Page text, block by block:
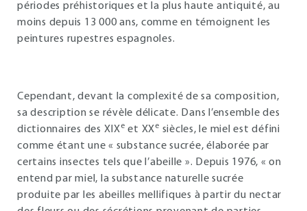
périodes préhistoriques et la plus haute antiquité, au
moins depuis 13 000 ans, comme en témoignent les
peintures rupestres espagnoles.
Cependant, devant la complexité de sa composition,
sa description se révèle délicate. Dans l’ensemble des
dictionnaires des XIXe et XXe siècles, le miel est défini
comme étant une « substance sucrée, élaborée par
certains insectes tels que l’abeille ». Depuis 1976, « on
entend par miel, la substance naturelle sucrée
produite par les abeilles mellifiques à partir du nectar